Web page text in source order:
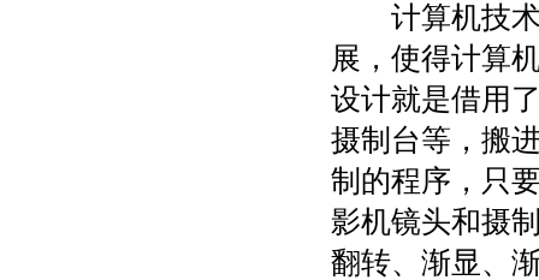
计算机技术
展，使得计算
设计就是借用
摄制台等，搬
制的程序，只
影机镜头和摄
翻转、渐显、